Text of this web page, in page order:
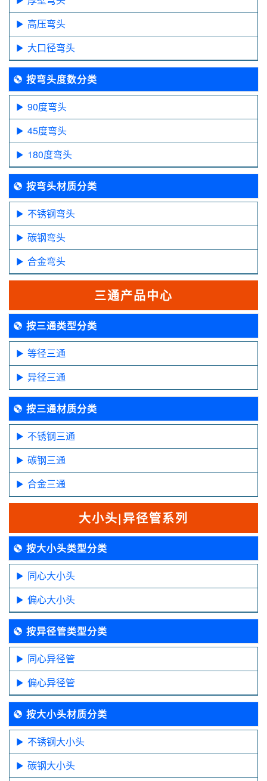
高压弯头
大口径弯头
按弯头度数分类
90度弯头
45度弯头
180度弯头
按弯头材质分类
不锈钢弯头
碳钢弯头
合金弯头
三通产品中心
按三通类型分类
等径三通
异径三通
按三通材质分类
不锈钢三通
碳钢三通
合金三通
大小头|异径管系列
按大小头类型分类
同心大小头
偏心大小头
按异径管类型分类
同心异径管
偏心异径管
按大小头材质分类
不锈钢大小头
碳钢大小头